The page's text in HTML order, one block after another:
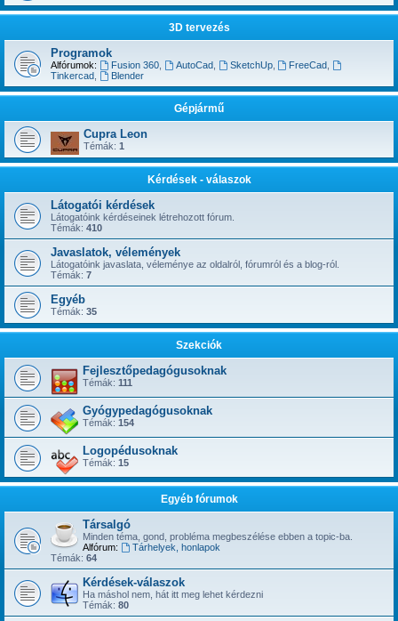
3D tervezés
Programok
Alfórumok: Fusion 360, AutoCad, SketchUp, FreeCad
Tinkercad
Blender
Gépjármű
Cupra Leon
Témák: 1
Kérdések - válaszok
Látogatói kérdések
Látogatóink kérdéseinek létrehozott fórum.
Témák: 410
Javaslatok, vélemények
Látogatóink javaslata, véleménye az oldalról, fórumról és a blog-ról.
Témák: 7
Egyéb
Témák: 35
Szekciók
Fejlesztőpedagógusoknak
Témák: 111
Gyógypedagógusoknak
Témák: 154
Logopédusoknak
Témák: 15
Egyéb fórumok
Társalgó
Minden téma, gond, probléma megbeszélése ebben a topic-ba.
Alfórum:
Tárhelyek, honlapok
Témák: 64
Kérdések-válaszok
Ha máshol nem, hát itt meg lehet kérdezni
Témák: 80